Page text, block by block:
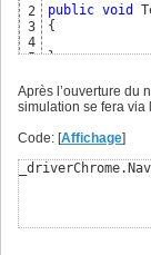
2
3
4
5
public void
{
}
Après l’ouverture du
simulation se fera via
Code: [Affichage]